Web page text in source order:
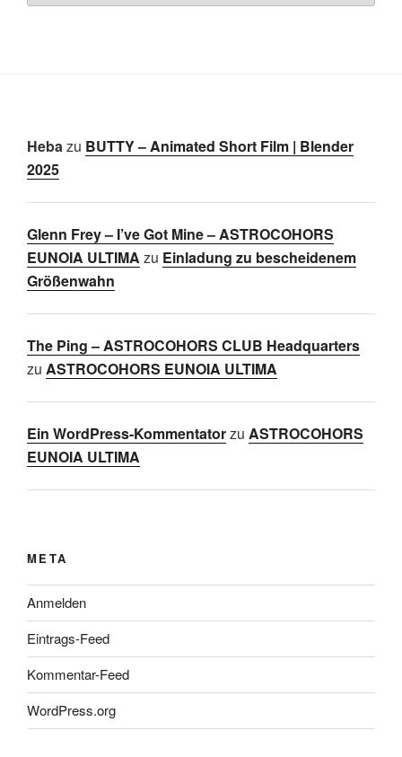
Hebazu BUTTY – Animated Short Film | Blender
2025
Glenn Frey – I’ve Got Mine – ASTROCOHORS
EUNOIA ULTIMA zu Einladung zu bescheidenem
Größenwahn
The Ping – ASTROCOHORS CLUB Headquarters
zu ASTROCOHORS EUNOIA ULTIMA
Ein WordPress-Kommentatorzu ASTROCOHORS
EUNOIA ULTIMA
META
Anmelden
Eintrags-Feed
Kommentar-Feed
WordPress.org